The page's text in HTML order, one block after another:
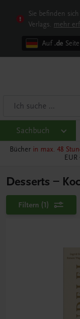
Sie befinden
Verlags. mehr
Auf .de
Sachbuch
Bücher in max. 48
EUR
Desserts –
Filtern (1)